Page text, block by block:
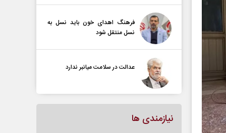
فرهنگ اهدای خون باید نسل به
نسل منتقل شود
عدالت در سلامت میانبر ندارد
نیازمندی ها